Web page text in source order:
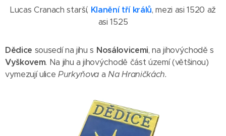
Lucas Cranach starší, Klanění tří králů, mezi asi 1520 až
asi 1525
Dědice sousedí na jihu s Nosálovicemi, na jihovýchodě s
Vyškovem. Na jihu a jihovýchodě část území (většinou)
vymezují ulicePurkyňova aNa Hraničkách.